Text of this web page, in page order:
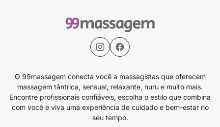
O 99massagem conecta você a massagistas que oferecem
massagem tântrica, sensual, relaxante, nuru e muito mais.
Encontre profissionais confiáveis, escolha o estilo que combina
com você e viva uma experiência de cuidado e bem-estar no
seu tempo.